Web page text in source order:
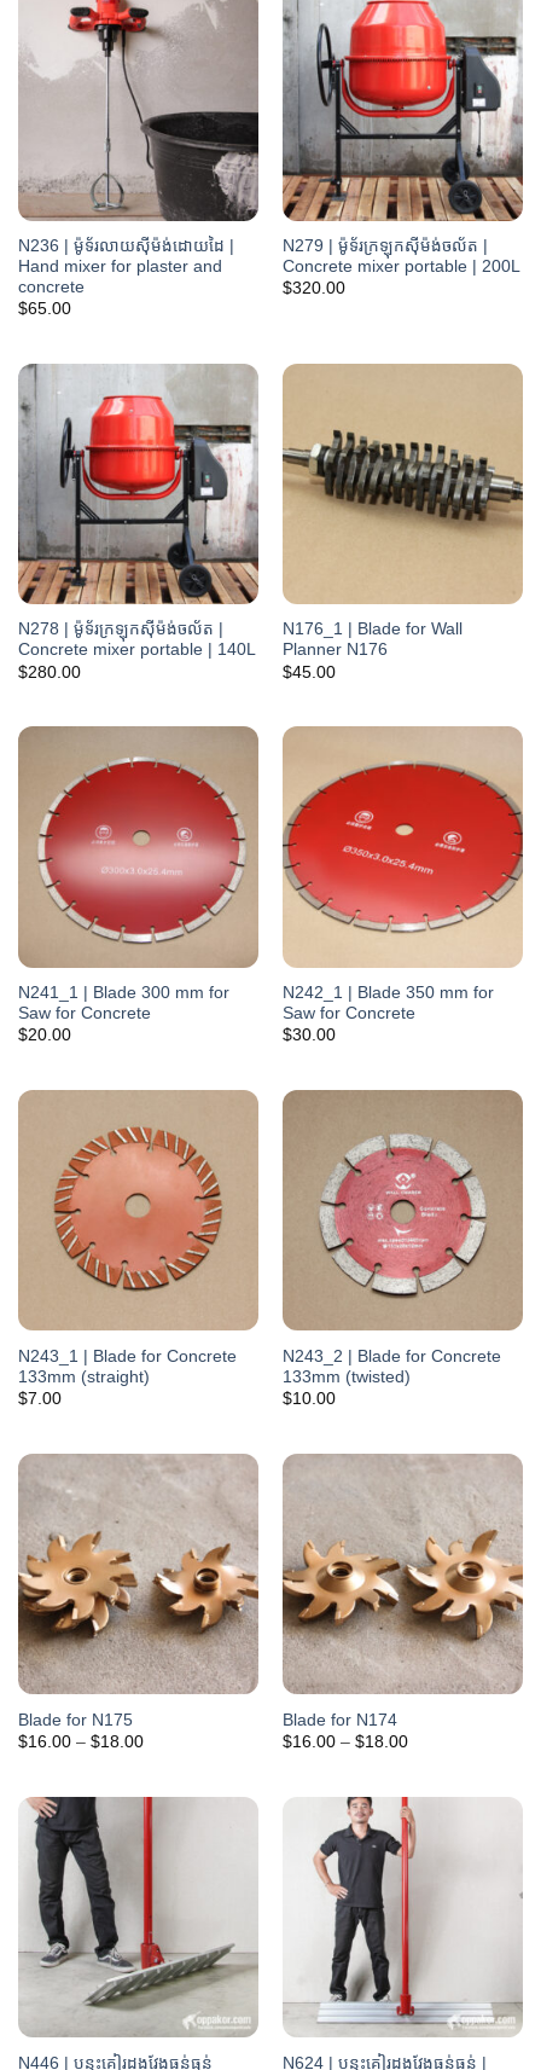
N236 | ម៉ូទ័រលាយស៊ីម៉ង់ដោយដៃ |
Hand mixer for plaster and
concrete
$65.00
N279 | ម៉ូទ័រក្រឡុកស៊ីម៉ង់ចល័ត |
Concrete mixer portable | 200L
$320.00
N278 | ម៉ូទ័រក្រឡុកស៊ីម៉ង់ចល័ត |
Concrete mixer portable | 140L
$280.00
N176_1 | Blade for Wall
Planner N176
$45.00
N241_1 | Blade 300 mm for
Saw for Concrete
$20.00
N242_1 | Blade 350 mm for
Saw for Concrete
$30.00
N243_1 | Blade for Concrete
133mm (straight)
$7.00
N243_2 | Blade for Concrete
133mm (twisted)
$10.00
Blade for N175
$16.00 – $18.00Price
Blade for N174
$16.00 – $18.00Price
$18.00
N446 | បន្ទះគៀរដងវែងធន់ធ្ងន់ N624 | បន្ទះគៀរដងវែងធន់ធន់ |